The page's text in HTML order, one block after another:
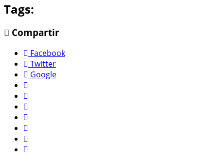
Tags:
Compartir
Facebook
Twitter
Google